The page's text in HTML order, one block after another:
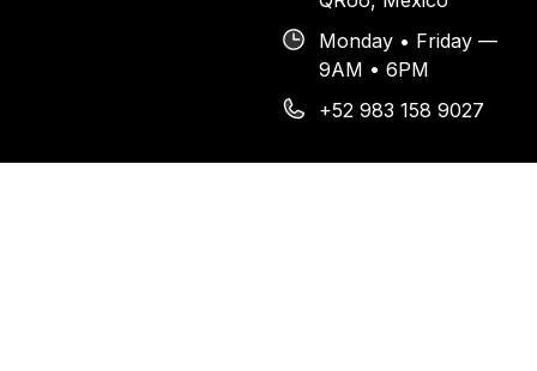
Monday • Friday —
9AM • 6PM
+52 983 158 9027